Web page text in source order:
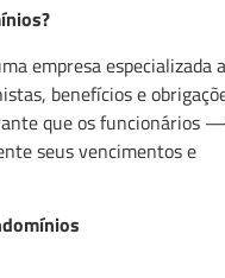
empresa especializada a
benefícios e
que os funcionários —
seus vencimentos e